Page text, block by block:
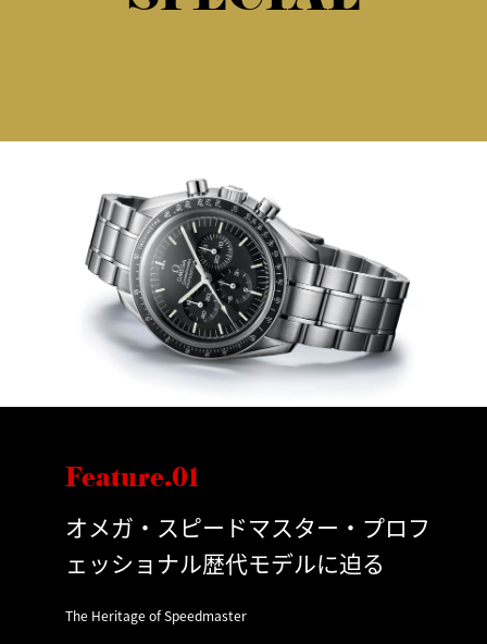
Feature.01
オメガ・スピードマスター・プロフ
ェッショナル歴代モデルに迫る
The Heritage of Speedmaster